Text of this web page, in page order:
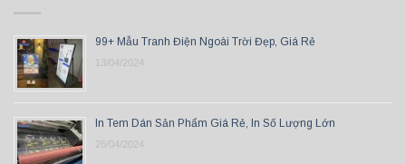
99+ Mẫu Tranh Điện Ngoài Trời Đẹp, Giá Rẻ
13/04/2024
In Tem Dán Sản Phẩm Giá Rẻ, In Số Lượng Lớn
26/04/2024